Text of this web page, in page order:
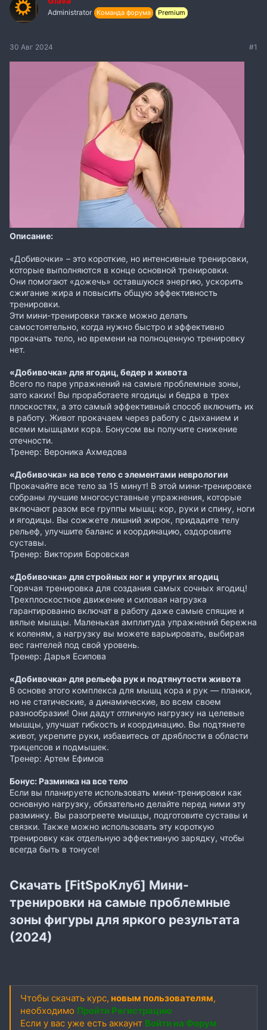
Administrator Команда форума Premium
30 Авг 2024 #1
Описание:
«Добивочки» – это короткие, но интенсивные тренировки,
которые выполняются в конце основной тренировки.
Они помогают «дожечь» оставшуюся энергию, ускорить
сжигание жира и повысить общую эффективность
тренировки.
Эти мини-тренировки также можно делать
самостоятельно, когда нужно быстро и эффективно
прокачать тело, но времени на полноценную тренировку
нет.
«Добивочка» для ягодиц, бедер и живота
Всего по паре упражнений на самые проблемные зоны,
зато каких! Вы проработаете ягодицы и бедра в трех
плоскостях, а это самый эффективный способ включить их
в работу. Живот прокачаем через работу с дыханием и
всеми мышцами кора. Бонусом вы получите снижение
отечности.
Тренер: Вероника Ахмедова
«Добивочка» на все тело с элементами неврологии
Прокачайте все тело за 15 минут! В этой мини-тренировке
собраны лучшие многосуставные упражнения, которые
включают разом все группы мышц: кор, руки и спину, ноги
и ягодицы. Вы сожжете лишний жирок, придадите телу
рельеф, улучшите баланс и координацию, оздоровите
суставы.
Тренер: Виктория Боровская
«Добивочка» для стройных ног и упругих ягодиц
Горячая тренировка для создания самых сочных ягодиц!
Трехплоскостное движение и силовая нагрузка
гарантированно включат в работу даже самые спящие и
вялые мышцы. Маленькая амплитуда упражнений бережна
к коленям, а нагрузку вы можете варьировать, выбирая
вес гантелей под свой уровень.
Тренер: Дарья Есипова
«Добивочка» для рельефа рук и подтянутости живота
В основе этого комплекса для мышц кора и рук — планки,
но не статические, а динамические, во всем своем
разнообразии! Они дадут отличную нагрузку на целевые
мышцы, улучшат гибкость и координацию. Вы подтянете
живот, укрепите руки, избавитесь от дряблости в области
трицепсов и подмышек.
Тренер: Артем Ефимов
Бонус: Разминка на все тело
Если вы планируете использовать мини-тренировки как
основную нагрузку, обязательно делайте перед ними эту
разминку. Вы разогреете мышцы, подготовите суставы и
связки. Также можно использовать эту короткую
тренировку как отдельную эффективную зарядку, чтобы
всегда быть в тонусе!
Скачать [FitSpoКлуб] Мини-
тренировки на самые проблемные
зоны фигуры для яркого результата
(2024)
Чтобы скачать курс, новым пользователям,
необходимо Пройти Регистрацию
Если у вас уже есть аккаунт Войти на Форум